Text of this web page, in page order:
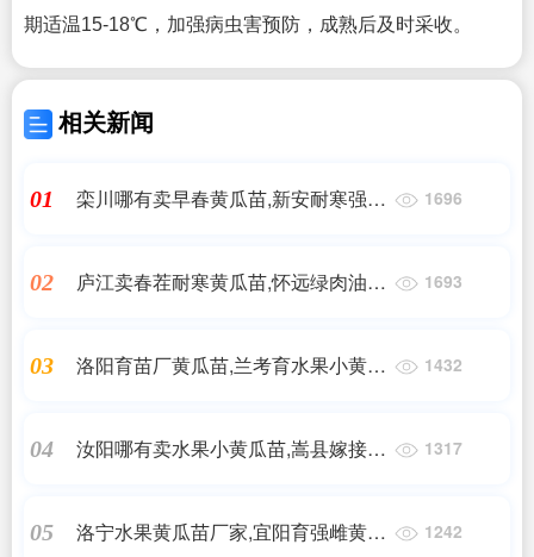
期适温15-18℃，加强病虫害预防，成熟后及时采收。
相关新闻
01
栾川哪有卖早春黄瓜苗,新安耐寒强雌
1696
02
庐江卖春茬耐寒黄瓜苗,怀远绿肉油亮
1693
03
洛阳育苗厂黄瓜苗,兰考育水果小黄瓜
1432
04
汝阳哪有卖水果小黄瓜苗,嵩县嫁接黄
1317
05
洛宁水果黄瓜苗厂家,宜阳育强雌黄瓜
1242